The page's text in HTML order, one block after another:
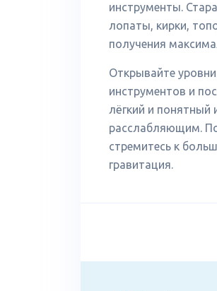
инструменты.
лопаты, кирки,
получения
Открывайте
инструментов и
лёгкий и
расслабляющим.
стремитесь к
гравитация.